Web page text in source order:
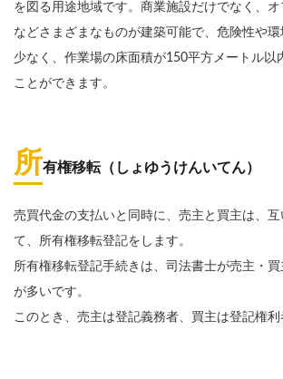
を図る用途地域です。商業施設だけでなく、
などさまざまなものが建築可能で、危険性や
少なく、作業場の床面積が150平方メートル以
ことができます。
所有権移転（しょゆうけんいてん）
売買代金の支払いと同時に、売主と買主は、互
て、所有権移転登記をします。
所有権移転登記手続きは、司法書士が売主・
が多いです。
このとき、売主は登記義務者、買主は登記権利